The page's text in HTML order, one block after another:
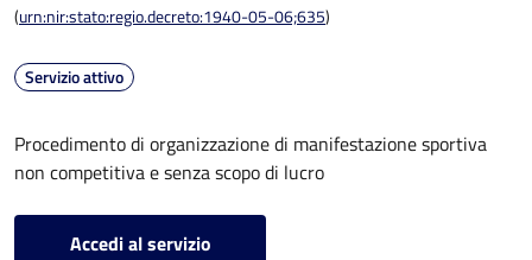
(urn:nir:stato:regio.decreto:1940-05-06;635)
Servizio attivo
Procedimento di organizzazione di manifestazione sportiva
non competitiva e senza scopo di lucro
Accedi al servizio